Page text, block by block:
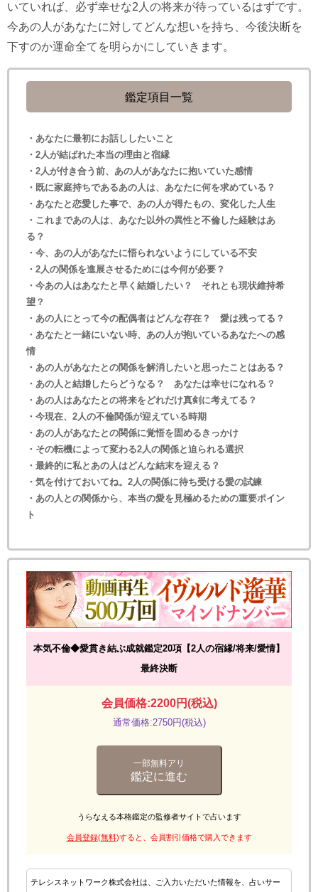
いていれば、必ず幸せな2人の将来が待っているはずです。
今あの人があなたに対してどんな想いを持ち、今後決断を
下すのか運命全てを明らかにしていきます。
鑑定項目一覧
・あなたに最初にお話ししたいこと
・2人が結ばれた本当の理由と宿縁
・2人が付き合う前、あの人があなたに抱いていた感情
・既に家庭持ちであるあの人は、あなたに何を求めている？
・あなたと恋愛した事で、あの人が得たもの、変化した人生
・これまであの人は、あなた以外の異性と不倫した経験はあ
る？
・今、あの人があなたに悟られないようにしている不安
・2人の関係を進展させるためには今何が必要？
・今あの人はあなたと早く結婚したい？ それとも現状維持希
望？
・あの人にとって今の配偶者はどんな存在？ 愛は残ってる？
・あなたと一緒にいない時、あの人が抱いているあなたへの感
情
・あの人があなたとの関係を解消したいと思ったことはある？
・あの人と結婚したらどうなる？ あなたは幸せになれる？
・あの人はあなたとの将来をどれだけ真剣に考えてる？
・今現在、2人の不倫関係が迎えている時期
・あの人があなたとの関係に覚悟を固めるきっかけ
・その転機によって変わる2人の関係と迫られる選択
・最終的に私とあの人はどんな結末を迎える？
・気を付けておいてね。2人の関係に待ち受ける愛の試練
・あの人との関係から、本当の愛を見極めるための重要ポイン
ト
本気不倫◆愛貫き結ぶ成就鑑定20項【2人の宿縁/将来/愛情】
最終決断
会員価格:2200円(税込)
通常価格:2750円(税込)
一部無料アリ
鑑定に進む
うらなえる本格鑑定の監修者サイトで占います
会員登録(無料)すると、会員割引価格で購入できます
テレシスネットワーク株式会社は、ご入力いただいた情報を、占いサー